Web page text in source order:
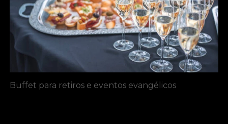
Buffet para retiros e eventos evangélicos